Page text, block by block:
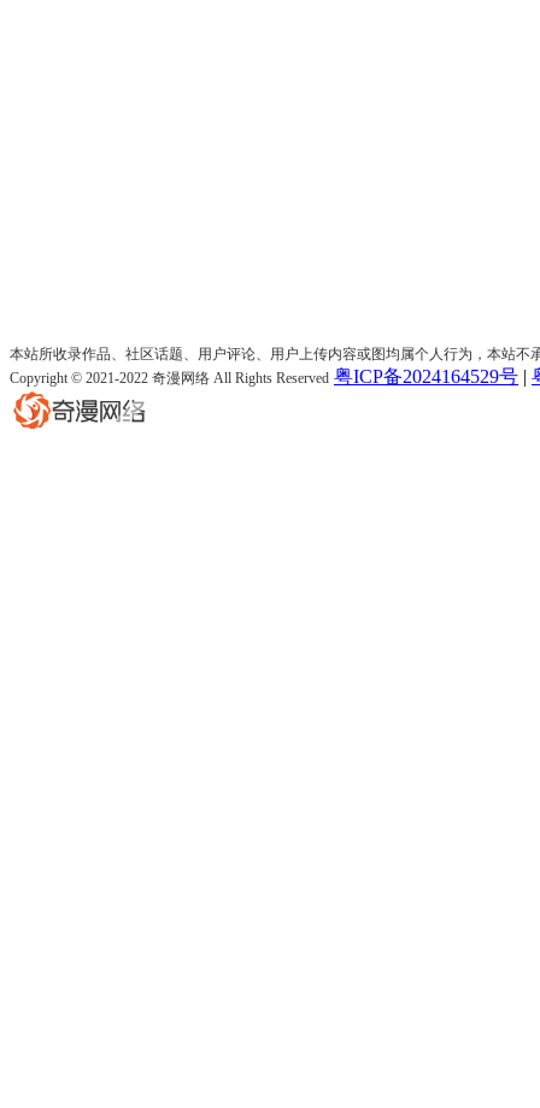
本站所收录作品、社区话题、用户评论、用户上传内容或图均属个人行为，本站不
Copyright © 2021-2022 奇漫网络 All Rights Reserved 粤ICP备2024164529号 |